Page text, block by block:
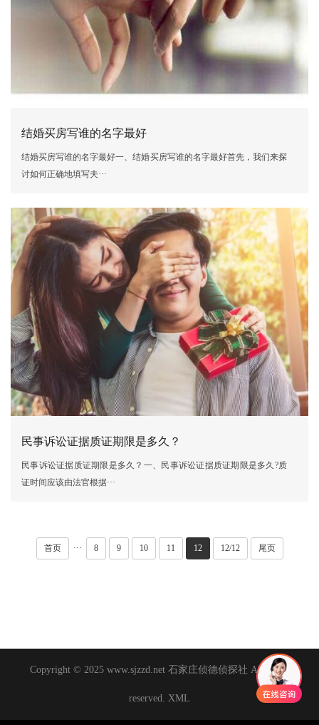
结婚买房写谁的名字最好
结婚买房写谁的名字最好一、结婚买房写谁的名字最好首先，我们来探
讨如何正确地填写夫···
民事诉讼证据质证期限是多久？
民事诉讼证据质证期限是多久？一、民事诉讼证据质证期限是多久?质
证时间应该由法官根据···
首页 ··· 8 9 10 11 12 12/12 尾页
Copyright © 2025 www.sjzzd.net 石家庄侦德侦探社 All rights
reserved. XML